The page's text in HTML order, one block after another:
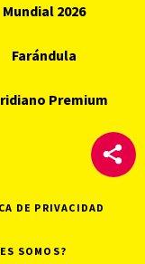
Mundial 2026
Farándula
Premium
DE PRIVACIDAD
SOMOS?